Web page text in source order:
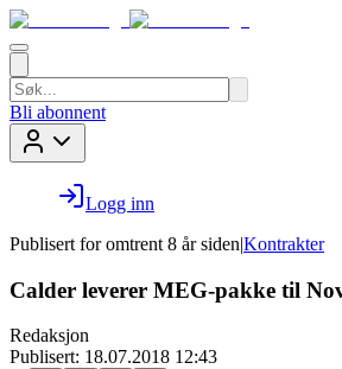
Bli abonnent
Logg inn
Publisert for omtrent 8 år siden|Kontrakter
Calder leverer MEG-pakke til
Redaksjon
Publisert: 18.07.2018 12:43